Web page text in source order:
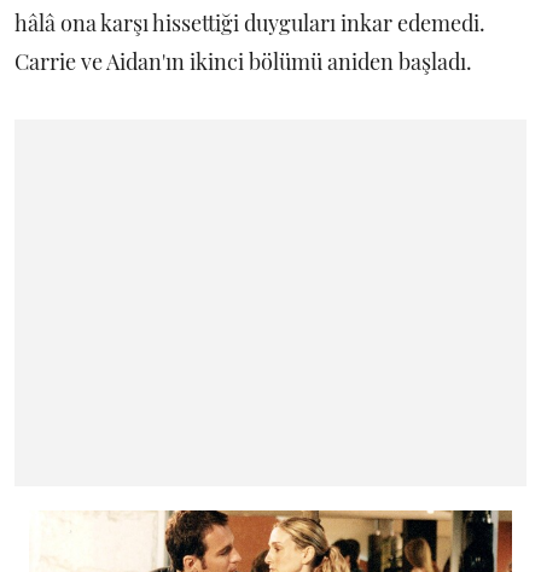
hâlâ ona karşı hissettiği duyguları inkar edemedi.
Carrie ve Aidan'ın ikinci bölümü aniden başladı.